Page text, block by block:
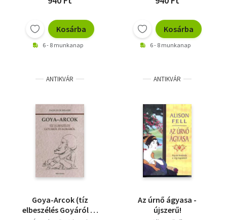
Kosárba
6 - 8 munkanap
Kosárba
6 - 8 munkanap
ANTIKVÁR
Goya-Arcok (tíz
elbeszélés Goyáról és
ANTIKVÁR
Az úrnő ágyasa -
újszerű!